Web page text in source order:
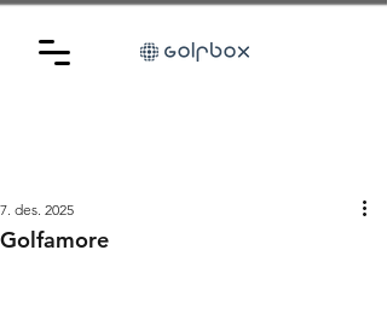
Golfamore
7. des. 2025